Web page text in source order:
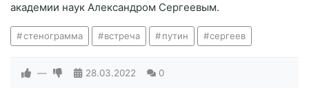
академии наук Александром Сергеевым.
стенограмма встреча путин сергеев
— 28.03.2022 0